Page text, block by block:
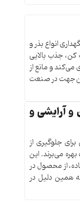
انواع بذر و
جذب بالایی
می‌کند و مانع از
جهت در صنعت
و آرایشی و
جلوگیری از
می‌برند. این
از محصول در
همین دلیل در